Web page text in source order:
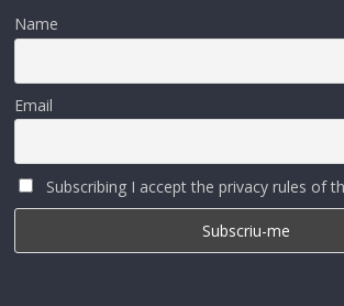
Name
Email
Subscribing I accept the privacy rules of